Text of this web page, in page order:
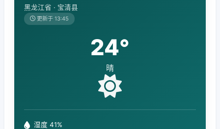
黑龙江省 · 宝清县
更新于 13:45
24°
晴
湿度 41%